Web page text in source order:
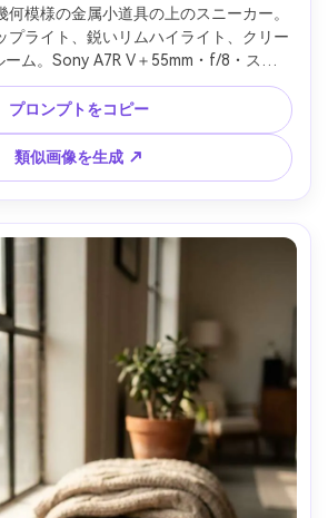
何模様の金属小道具の上のスニーカー。
プライト、鋭いリムハイライト、クリー
ム。Sony A7R V＋55mm・f/8・スタジ
ードスペキュラーコントロール、ハイフ
ション商品写真 --ar 4:5
プロンプトをコピー
類似画像を生成 ↗